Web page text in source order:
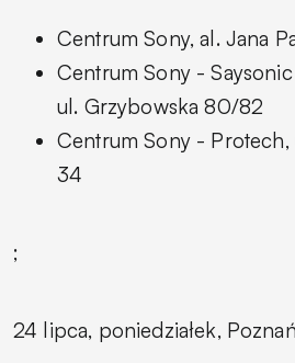
Centrum Sony, al. Jana
Centrum Sony -
ul. Grzybowska 80/82
Centrum Sony - Protech,
34
;
24 lipca, poniedziałek, Poznań